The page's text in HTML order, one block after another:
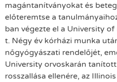
magántanítványokat és
előteremtse a
ban végezte el a University
t. Négy év kórházi munka
nőgyógyászati rendelőjét,
University orvoskarán
rosszallása ellenére, az